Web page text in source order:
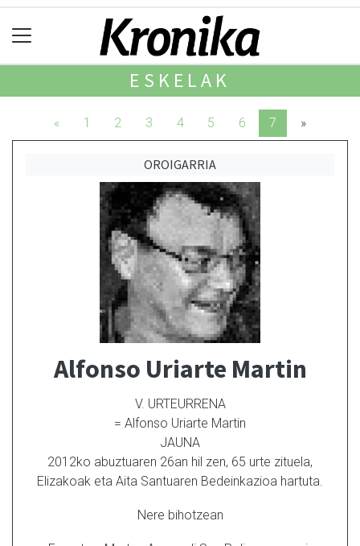
ESKELAK
« 1 2 3 4 5 6 7 »
OROIGARRIA
Alfonso Uriarte Martin
V. URTEURRENA
= Alfonso Uriarte Martin
JAUNA
2012ko abuztuaren 26an hil zen, 65 urte zituela,
Elizakoak eta Aita Santuaren Bedeinkazioa hartuta.
Nere bihotzean